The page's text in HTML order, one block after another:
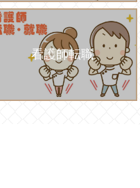
看護師転職